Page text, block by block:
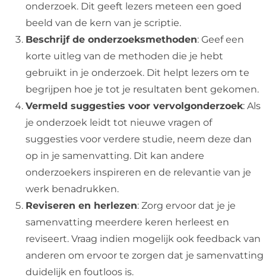
onderzoek. Dit geeft lezers meteen een goed
beeld van de kern van je scriptie.
Beschrijf de onderzoeksmethoden: Geef een
korte uitleg van de methoden die je hebt
gebruikt in je onderzoek. Dit helpt lezers om te
begrijpen hoe je tot je resultaten bent gekomen.
Vermeld suggesties voor vervolgonderzoek: Als
je onderzoek leidt tot nieuwe vragen of
suggesties voor verdere studie, neem deze dan
op in je samenvatting. Dit kan andere
onderzoekers inspireren en de relevantie van je
werk benadrukken.
Reviseren en herlezen: Zorg ervoor dat je je
samenvatting meerdere keren herleest en
reviseert. Vraag indien mogelijk ook feedback van
anderen om ervoor te zorgen dat je samenvatting
duidelijk en foutloos is.